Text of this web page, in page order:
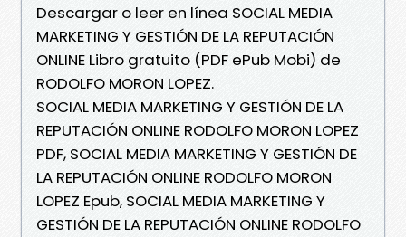
Descargar o leer en línea SOCIAL MEDIA
MARKETING Y GESTIÓN DE LA REPUTACIÓN
ONLINE Libro gratuito (PDF ePub Mobi) de
RODOLFO MORON LOPEZ.
SOCIAL MEDIA MARKETING Y GESTIÓN DE LA
REPUTACIÓN ONLINE RODOLFO MORON LOPEZ
PDF, SOCIAL MEDIA MARKETING Y GESTIÓN DE
LA REPUTACIÓN ONLINE RODOLFO MORON
LOPEZ Epub, SOCIAL MEDIA MARKETING Y
GESTIÓN DE LA REPUTACIÓN ONLINE RODOLFO